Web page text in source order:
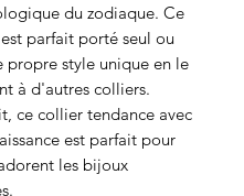
du zodiaque. Ce
parfait porté seul ou
propre style unique en le
à d'autres colliers.
ce collier tendance avec
est parfait pour
les bijoux